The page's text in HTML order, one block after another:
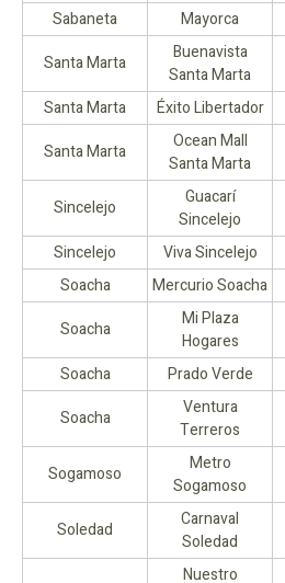
Sabaneta
Mayorca
Santa Marta
Buenavista
Santa Marta
Santa Marta
Éxito Libertador
Santa Marta
Ocean Mall
Santa Marta
Sincelejo
Guacarí
Sincelejo
Sincelejo
Viva Sincelejo
Soacha
Mercurio Soacha
Soacha
Mi Plaza
Hogares
Soacha
Prado Verde
Soacha
Ventura
Terreros
Sogamoso
Metro
Sogamoso
Soledad
Carnaval
Soledad
Nuestro